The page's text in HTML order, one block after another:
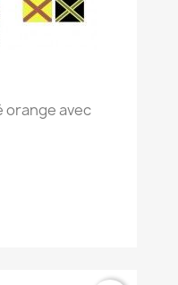
orange avec